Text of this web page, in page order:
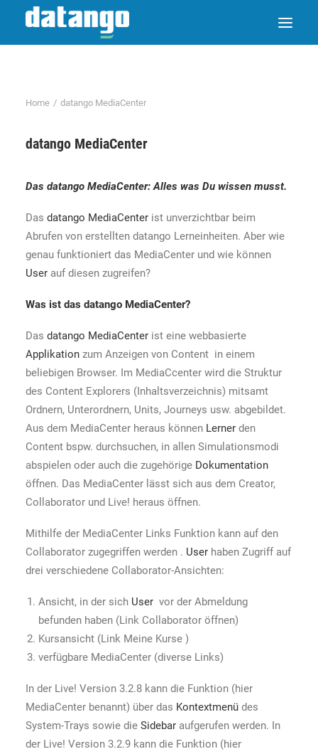
Home datango MediaCenter
datango MediaCenter
Das datango MediaCenter: Alles was Du wissen musst.
Das datango MediaCenter ist unverzichtbar beim
Abrufen von erstellten datango Lerneinheiten. Aber wie
genau funktioniert das MediaCenter und wie können
User auf diesen zugreifen?
Was ist das datango MediaCenter?
Das datango MediaCenter ist eine webbasierte
Applikation zum Anzeigen von Content in einem
beliebigen Browser. Im MediaCcenter wird die Struktur
des Content Explorers (Inhaltsverzeichnis) mitsamt
Ordnern, Unterordnern, Units, Journeys usw. abgebildet.
Aus dem MediaCenter heraus können Lerner den
Content bspw. durchsuchen, in allen Simulationsmodi
abspielen oder auch die zugehörige Dokumentation
öffnen. Das MediaCenter lässt sich aus dem Creator,
Collaborator und Live! heraus öffnen.
Mithilfe der MediaCenter Links Funktion kann auf den
Collaborator zugegriffen werden . User haben Zugriff auf
drei verschiedene Collaborator-Ansichten:
Ansicht, in der sich User vor der Abmeldung
befunden haben (Link Collaborator öffnen)
Kursansicht (Link Meine Kurse )
verfügbare MediaCenter (diverse Links)
In der Live! Version 3.2.8 kann die Funktion (hier
MediaCenter benannt) über das Kontextmenü des
System-Trays sowie die Sidebar aufgerufen werden. In
der Live! Version 3.2.9 kann die Funktion (hier